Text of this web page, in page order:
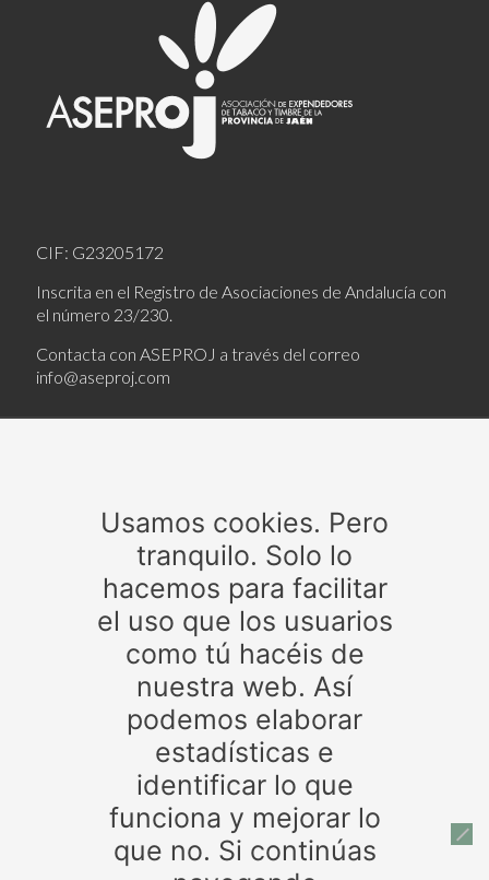
CIF: G23205172
Inscrita en el Registro de Asociaciones de Andalucía con
el número 23/230.
Contacta con ASEPROJ a través del correo
info@aseproj.com
Agencia Tributaria Aldea Quintana Altadis Andalucía Asociaciones de estanqueros
Castilla-La Mancha CIRCULARES
Contrabando créditos personales cuenta de
Córdoba deducciones Defensa del monopolio Estanco
Guardia CivilHacienda Jaén
lucha contra el fraude Maquinaria medidas normas
picadura préstamos hipotecarios Recogida seguridad
tabaco ilegal tarjetas Timbre trabajadores de estancos
venta tabaco ilegal
Patrocinadores
Usamos cookies. Pero
tranquilo. Solo lo
hacemos para facilitar
el uso que los usuarios
como tú hacéis de
nuestra web. Así
podemos elaborar
estadísticas e
identificar lo que
funciona y mejorar lo
que no. Si continúas